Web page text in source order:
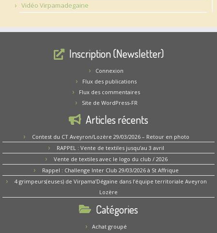
Vidéo Virpamadegaine
Inscription (Newsletter)
Connexion
Flux des publications
Flux des commentaires
Site de WordPress-FR
Articles récents
Contest du CT Aveyron/Lozère 29/03/2026 – Retour en photo
RAPPEL : Vente de textiles jusqu’au 3 avril
Vente de textiles avec le logo du club / 2026
Rappel : Challenge Inter Club 29/03/2026 à St Affrique
4 grimpeurs(euses) de Virpama’Dégaine dans l’équipe territoriale Aveyron
Lozère
Catégories
Achat groupé